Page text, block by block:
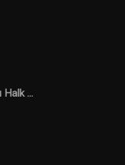
Halk ...